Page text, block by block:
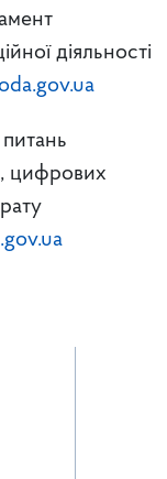
діяльності
цифрових